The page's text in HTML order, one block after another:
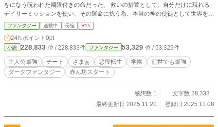
をになう呪われた期限付きの命だった。 救いの措置として、自分だけに現れる
デイリーミッションを使い、その運命に抗う為、本当の神の使徒として世界を救
う為の、佳祐＝シルヴィオの戦いが今始まる。 ※こちらは１ヶ月の間毎日連載
致します。 １ヶ月経過後、金土日更新となる予定です。 許可を得て転載し
ているものになる為、取り下げする場合があります。
ファンタジー 連載中 長編 R15
24h.ポイント 0pt
小説 228,833 位 / 228,833件 ファンタジー 53,329 位 / 53,329件
主人公最強 チート ざまぁ 悪役転生 学園
前世でも最強
ダークファンタジー
赤ん坊スタート
感想数 1
文字数 28,333
最終更新日 2025.11.20
登録日 2025.11.08